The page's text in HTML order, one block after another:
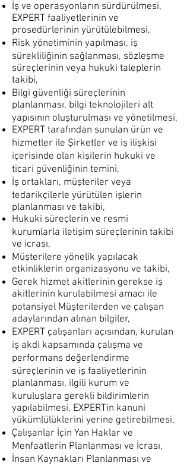
İş ve operasyonların sürdürülmesi,
EXPERT faaliyetlerinin ve
prosedürlerinin yürütülebilmesi,
Risk yönetiminin yapılması, iş
sürekliliğinin sağlanması, sözleşme
süreçlerinin veya hukuki taleplerin
takibi,
Bilgi güvenliği süreçlerinin
planlanması, bilgi teknolojileri alt
yapısının oluşturulması ve yönetilmesi,
EXPERT tarafından sunulan ürün ve
hizmetler ile Şirketler ve iş ilişkisi
içerisinde olan kişilerin hukuki ve
ticari güvenliğinin temini,
İş ortakları, müşteriler veya
tedarikçilerle yürütülen işlerin
planlanması ve takibi,
Hukuki süreçlerin ve resmi
kurumlarla iletişim süreçlerinin takibi
ve icrası,
Müşterilere yönelik yapılacak
etkinliklerin organizasyonu ve takibi,
Gerek hizmet akitlerinin gerekse iş
akitlerinin kurulabilmesi amacı ile
potansiyel Müşterilerden ve çalışan
adaylarından alınan bilgiler,
EXPERT çalışanları açısından, kurulan
iş akdi kapsamında çalışma ve
performans değerlendirme
süreçlerinin ve iş faaliyetlerinin
planlanması, ilgili kurum ve
kuruluşlara gerekli bildirimlerin
yapılabilmesi, EXPERTin kanuni
yükümlülüklerini yerine getirebilmesi,
Çalışanlar İçin Yan Haklar ve
Menfaatlerin Planlanması ve İcrası,
İnsan Kaynakları Planlanması ve